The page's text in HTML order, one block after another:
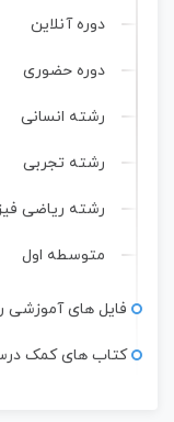
دوره آنلاین
دوره حضوری
رشته انسانی
رشته تجربی
رشته ریاضی
متوسطه اول
فایل های آموزشی
کتاب های کمک